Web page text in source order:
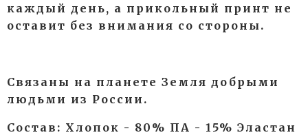
каждый день, а прикольный принт не
оставит без внимания со стороны.
Связаны на планете Земля добрыми
людьми из России.
Состав: Хлопок - 80% ПА - 15% Эластан